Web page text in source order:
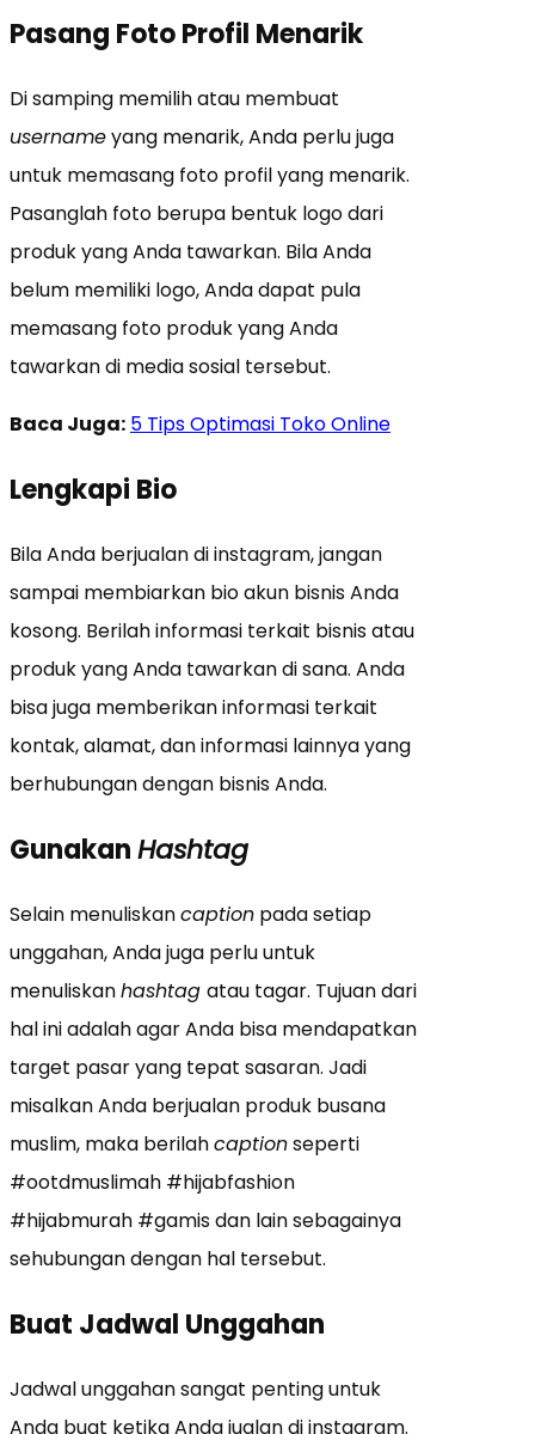
Pasang Foto Profil Menarik
Di samping memilih atau membuat
usernameyang menarik, Anda perlu juga
untuk memasang foto profil yang menarik.
Pasanglah foto berupa bentuk logo dari
produk yang Anda tawarkan. Bila Anda
belum memiliki logo, Anda dapat pula
memasang foto produk yang Anda
tawarkan di media sosial tersebut.
Baca Juga: 5 Tips Optimasi Toko Online
Lengkapi Bio
Bila Anda berjualan di instagram, jangan
sampai membiarkan bio akun bisnis Anda
kosong. Berilah informasi terkait bisnis atau
produk yang Anda tawarkan di sana. Anda
bisa juga memberikan informasi terkait
kontak, alamat, dan informasi lainnya yang
berhubungan dengan bisnis Anda.
GunakanHashtag
Selain menuliskancaption pada setiap
unggahan, Anda juga perlu untuk
menuliskanhashtag atau tagar. Tujuan dari
hal ini adalah agar Anda bisa mendapatkan
target pasar yang tepat sasaran. Jadi
misalkan Anda berjualan produk busana
muslim, maka berilahcaptionseperti
#ootdmuslimah #hijabfashion
#hijabmurah #gamis dan lain sebagainya
sehubungan dengan hal tersebut.
Buat Jadwal Unggahan
Jadwal unggahan sangat penting untuk
Anda buat ketika Anda jualan di instagram.